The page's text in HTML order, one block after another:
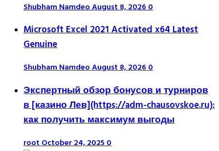
Shubham NamdeoAugust 8, 20260
Microsoft Excel 2021 Activated x64 Latest
Genuine
Shubham NamdeoAugust 8, 20260
Экспертный обзор бонусов и турниров
в [казино Лев](https://adm-chausovskoe.ru):
как получить максимум выгоды
rootOctober 24, 20250